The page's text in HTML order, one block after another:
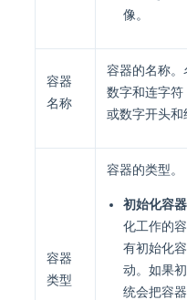
像。
容器
名称
容器的名称。
数字和连字
或数字开头和
容器
类型
容器的类型。
初始化容器
化工作的
有初始化
动。如果
统会把容